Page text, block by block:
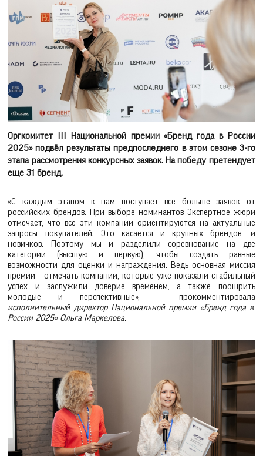
Оргкомитет III Национальной премии «Бренд года в России
2025» подвёл результаты предпоследнего в этом сезоне 3-го
этапа рассмотрения конкурсных заявок. На победу претендует
еще 31 бренд.
«С каждым этапом к нам поступает все больше заявок от
российских брендов. При выборе номинантов Экспертное жюри
отмечает, что все эти компании ориентируются на актуальные
запросы покупателей. Это касается и крупных брендов, и
новичков. Поэтому мы и разделили соревнование на две
категории (высшую и первую), чтобы создать равные
возможности для оценки и награждения. Ведь основная миссия
премии - отмечать компании, которые уже показали стабильный
успех и заслужили доверие временем, а также поощрить
молодые и перспективные», — прокомментировала
исполнительный директор Национальной премии «Бренд года в
России 2025» Ольга Маркелова.